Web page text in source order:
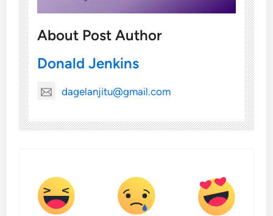
About Post Author
Donald Jenkins
dagelanjitu@gmail.com